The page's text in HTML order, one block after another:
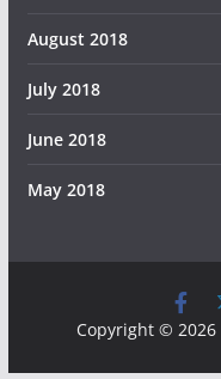
August 2018
July 2018
June 2018
May 2018
Copyright © 2026